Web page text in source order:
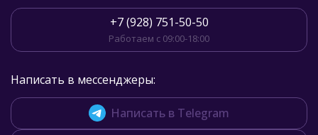
+7 (928) 751-50-50
Работаем с 09:00-18:00
Написать в мессенджеры:
Написать в Telegram